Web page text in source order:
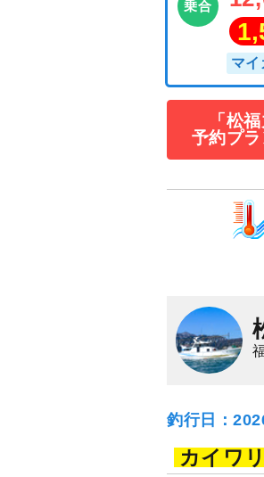
乗合
「松
予約プ
釣行日：
カイワリ